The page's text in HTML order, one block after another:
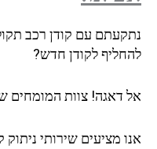
נתקעתם עם קודן רכב
להחליף לקודן חדש?
אל דאגה! צוות המומחים